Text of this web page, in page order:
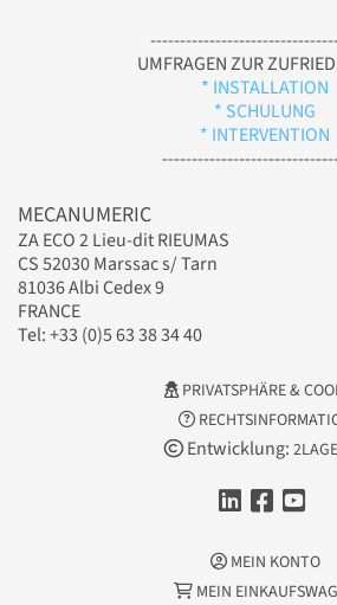
UMFRAGEN ZUR
* INSTALLATION
* SCHULUNG
* INTERVENTION
MECANUMERIC
ZA ECO 2 Lieu-dit RIEUMAS
CS 52030 Marssac s/ Tarn
81036 Albi Cedex 9
FRANCE
Tel: +33 (0)5 63 38 34 40
PRIVATSPHÄRE &
Entwicklung:
MEIN KONTO
MEIN